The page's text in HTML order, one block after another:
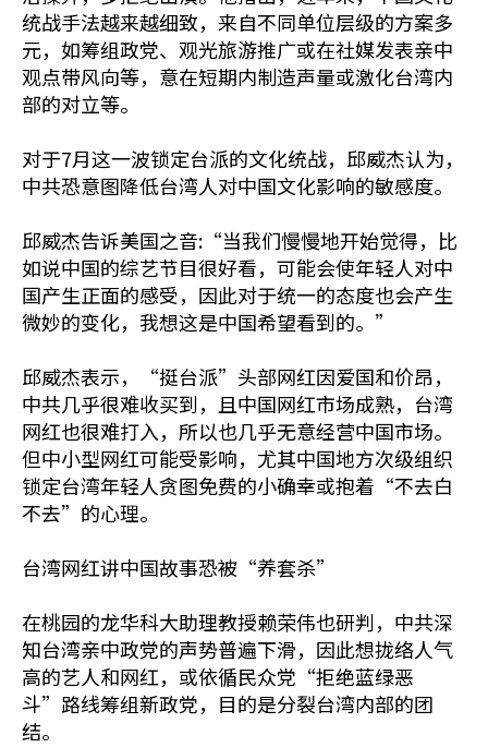
统战手法越来越细致，来自不同单位层级的方案多
元，如筹组政党、观光旅游推广或在社媒发表亲中
观点带风向等，意在短期内制造声量或激化台湾内
部的对立等。
对于7月这一波锁定台派的文化统战，邱威杰认为，
中共恐意图降低台湾人对中国文化影响的敏感度。
邱威杰告诉美国之音:“当我们慢慢地开始觉得，比
如说中国的综艺节目很好看，可能会使年轻人对中
国产生正面的感受，因此对于统一的态度也会产生
微妙的变化，我想这是中国希望看到的。”
邱威杰表示，“挺台派”头部网红因爱国和价昂，
中共几乎很难收买到，且中国网红市场成熟，台湾
网红也很难打入，所以也几乎无意经营中国市场。
但中小型网红可能受影响，尤其中国地方次级组织
锁定台湾年轻人贪图免费的小确幸或抱着“不去白
不去”的心理。
台湾网红讲中国故事恐被“养套杀”
在桃园的龙华科大助理教授赖荣伟也研判，中共深
知台湾亲中政党的声势普遍下滑，因此想拢络人气
高的艺人和网红，或依循民众党“拒绝蓝绿恶
斗”路线筹组新政党，目的是分裂台湾内部的团
结。